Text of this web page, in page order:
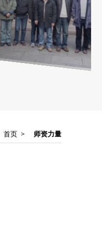
首页 > 师资力量